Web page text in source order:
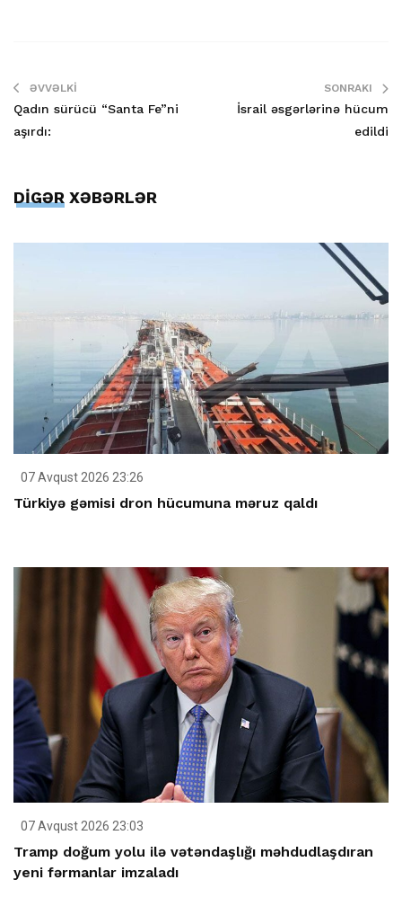
ƏVVƏLKI
Qadın sürücü “Santa Fe”ni
aşırdı:
SONRAKI
İsrail əsgərlərinə hücum
edildi
DİGƏR XƏBƏRLƏR
07 Avqust 2026 23:26
Türkiyə gəmisi dron hücumuna məruz qaldı
07 Avqust 2026 23:03
Tramp doğum yolu ilə vətəndaşlığı məhdudlaşdıran
yeni fərmanlar imzaladı